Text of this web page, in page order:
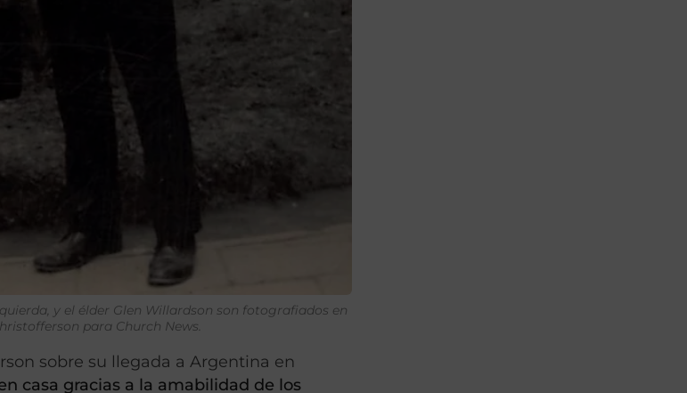
y el élder Glen Willardson son fotografiados en
para Church News.
sobre su llegada a Argentina en
casa gracias a la amabilidad de los